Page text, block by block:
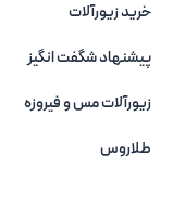
خرید زیورآلات
پیشنهاد شگفت انگیز
زیورآلات مس و فیروزه‌
طلاروس